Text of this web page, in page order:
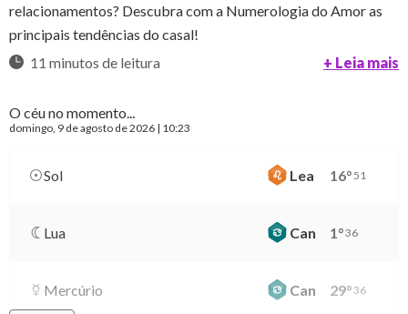
relacionamentos? Descubra com a Numerologia do Amor as
principais tendências do casal!
11 minutos de leitura
+ Leia mais
O céu no momento...
domingo , 9 de agosto de 2026 | 10:23
Sol Lea 16° 51
Lua Can 1°36
Mercúrio Can 29°36